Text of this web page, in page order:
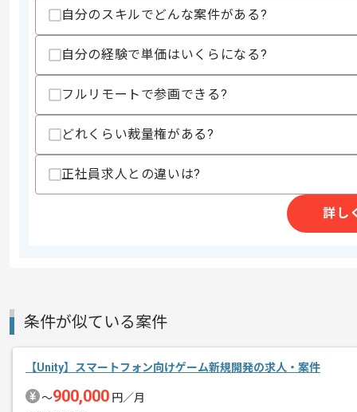
精算・お支払い
精算基準時間
メント
自分のスキルでどんな案件がある?
自分の経験で単価はいくらになる?
フルリモートで参画できる?
どれくらい裁量権がある?
正社員求人との違いは?
詳し
条件が似ている案件
【Unity】スマートフォン向けゲーム新規開発の求人・案件
〜900,000 円／月